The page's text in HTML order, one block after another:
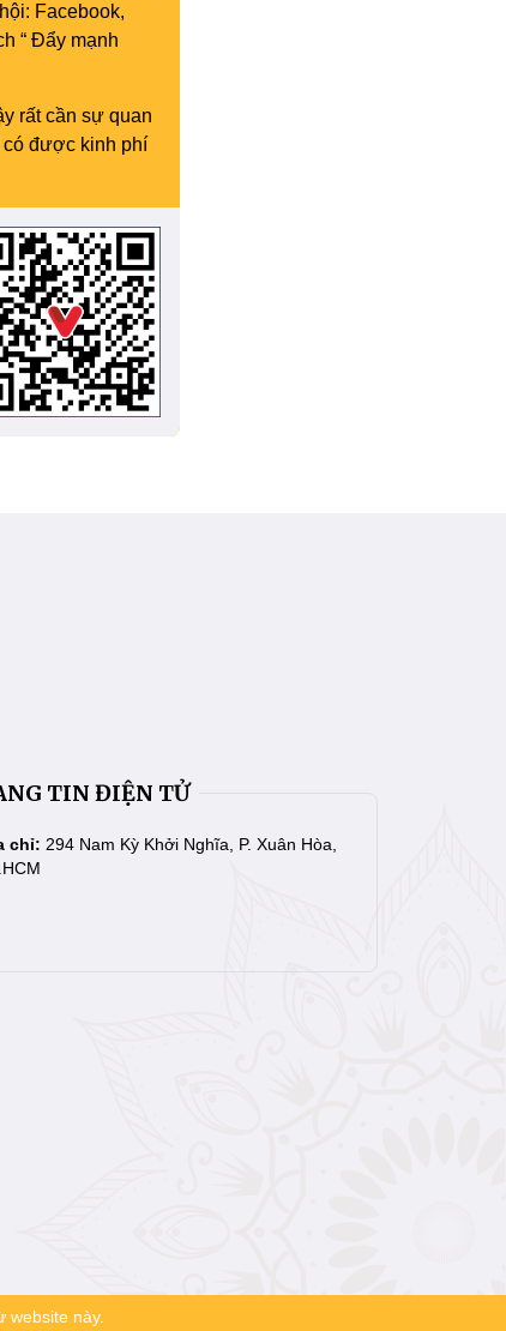
Facebook,
“ Đẩy mạnh
rất cần sự quan
có được kinh phí
TIN ĐIỆN TỬ
chỉ: 294 Nam Kỳ Khởi Nghĩa, P. Xuân Hòa,
website này.